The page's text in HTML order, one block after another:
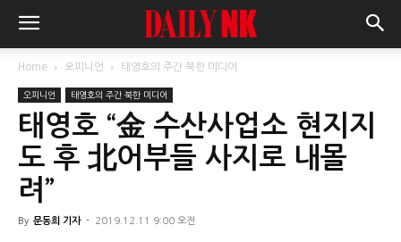
Home 오피니언 태영호의 주간 북한 미디어
오피니언 태영호의 주간 북한 미디어
태영호 “金 수산사업소 현지지
도 후 北어부들 사지로 내몰
려”
By 문동희 기자 - 2019.12.11 9:00 오전